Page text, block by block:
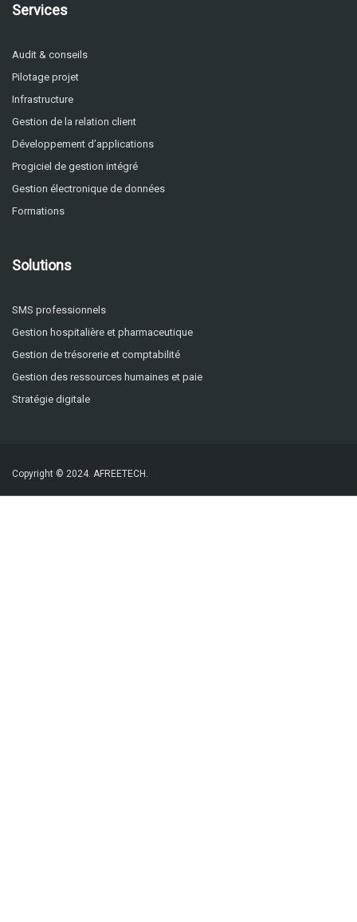
Services
Audit & conseils
Pilotage projet
Infrastructure
Gestion de la relation client
Développement d’applications
Progiciel de gestion intégré
Gestion électronique de données
Formations
Solutions
SMS professionnels
Gestion hospitalière et pharmaceutique
Gestion de trésorerie et comptabilité
Gestion des ressources humaines et paie
Stratégie digitale
Copyright © 2024. AFREETECH.